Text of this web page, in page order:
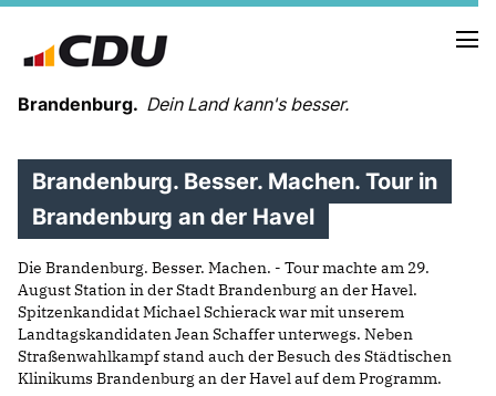
Brandenburg. Dein Land kann's besser.
MELDUNGEN
TERMINE
LANDESVORSTAND
LANDESGESCHÄFTSSTELLE
ORGANISATION
KREISVERBÄNDE
VEREINIGUNGEN UND SONDERORGANISATIONEN
Brandenburg. Besser. Machen. Tour in
Brandenburg an der Havel
Die Brandenburg. Besser. Machen. - Tour machte am 29.
August Station in der Stadt Brandenburg an der Havel.
Spitzenkandidat Michael Schierack war mit unserem
Landtagskandidaten Jean Schaffer unterwegs. Neben
Straßenwahlkampf stand auch der Besuch des Städtischen
Klinikums Brandenburg an der Havel auf dem Programm.